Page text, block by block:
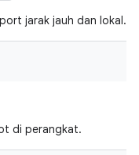
jarak jauh dan lokal.
di perangkat.